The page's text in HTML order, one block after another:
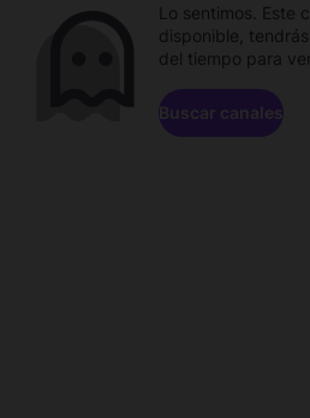
Lo sentimos. Este
disponible,
del tiempo para
Buscar canales